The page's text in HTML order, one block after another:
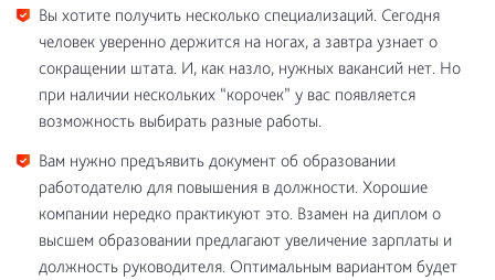
Вы хотите получить несколько специализаций. Сегодня
человек уверенно держится на ногах, а завтра узнает о
сокращении штата. И, как назло, нужных вакансий нет. Но
при наличии нескольких “корочек” у вас появляется
возможность выбирать разные работы.
Вам нужно предъявить документ об образовании
работодателю для повышения в должности. Хорошие
компании нередко практикуют это. Взамен на диплом о
высшем образовании предлагают увеличение зарплаты и
должность руководителя. Оптимальным вариантом будет